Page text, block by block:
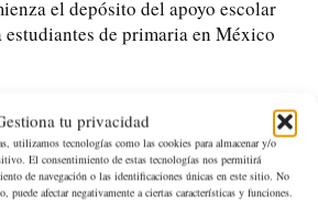
tu privacidad
utilizamos tecnologías como las cookies para almacenar y/o
El consentimiento de estas tecnologías nos permitirá
de navegación o las identificaciones únicas en este sitio. No
puede afectar negativamente a ciertas características y funciones.
el depósito del apoyo escolar
estudiantes de primaria en México
por el feminicidio de la
Valeria Márquez apunta al hijo